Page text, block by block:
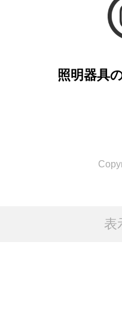
照明器具